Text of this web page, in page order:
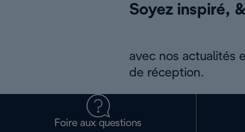
Soyez inspiré,
avec nos actualités
de réception.
Foire aux questions